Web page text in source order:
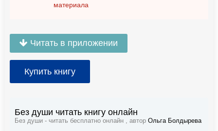
материала
Читать в приложении
Купить книгу
Без души читать книгу онлайн
Без души - читать бесплатно онлайн , автор Ольга Болдырева